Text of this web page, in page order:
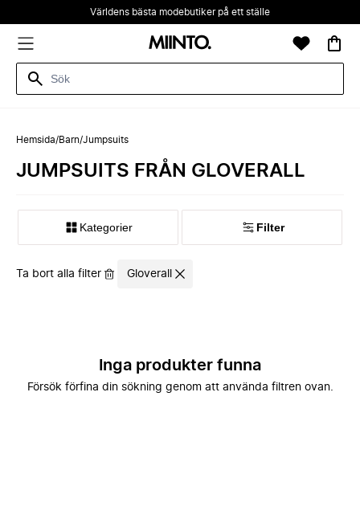
Världens bästa modebutiker på ett ställe
Hemsida/Barn/Jumpsuits
JUMPSUITS FRÅN GLOVERALL
Kategorier Filter
Ta bort alla filter Gloverall
Inga produkter funna
Försök förfina din sökning genom att använda filtren ovan.